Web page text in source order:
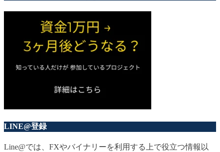
LINE@登録
Line@では、FXやバイナリーを利用する上で役立つ情報以